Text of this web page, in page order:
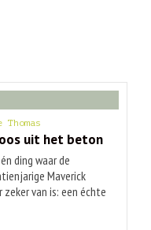
Thomas
uit het beton
ding waar de
Maverick
zeker van is: een échte